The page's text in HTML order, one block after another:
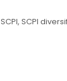
SCPI, SCPI